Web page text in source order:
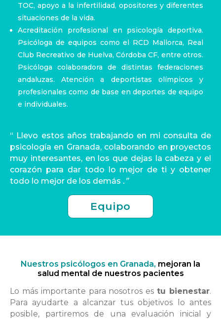
TOC, apoyo a la infertilidad, opositores y diferentes
situaciones de la vida.
Acreditación profesional en psicología deportiva.
Psicóloga de equipos como el RCD Mallorca, Real
Club Recreativo de Huelva, Córdoba CF, entre otros.
Psicóloga colaboradora de distintas federaciones
andaluzas. Atención a deportistas olímpicos y
profesionales como de base en deportes de equipo
e individuales.
“ Llevo estos años trabajando en mi consulta de
psicología en Granada, colaborando en proyectos
muy interesantes, en los que dejas la cabeza y el
corazón para dar todo lo mejor de ti y obtener
todo lo mejor de los demás .”
Equipo
Nuestros psicólogos en Granada, mejoran la
salud mental de nuestros pacientes
Lo más importante para nosotros estu bienestar.
Para ayudarte a alcanzar tus objetivos lo antes
posible, partiremos de una evaluación inicial y